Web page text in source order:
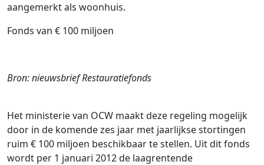
aangemerkt als woonhuis.
Fonds van € 100 miljoen
Bron: nieuwsbrief Restauratiefonds
Het ministerie van OCW maakt deze regeling mogelijk
door in de komende zes jaar met jaarlijkse stortingen
ruim € 100 miljoen beschikbaar te stellen. Uit dit fonds
wordt per 1 januari 2012 de laagrentende